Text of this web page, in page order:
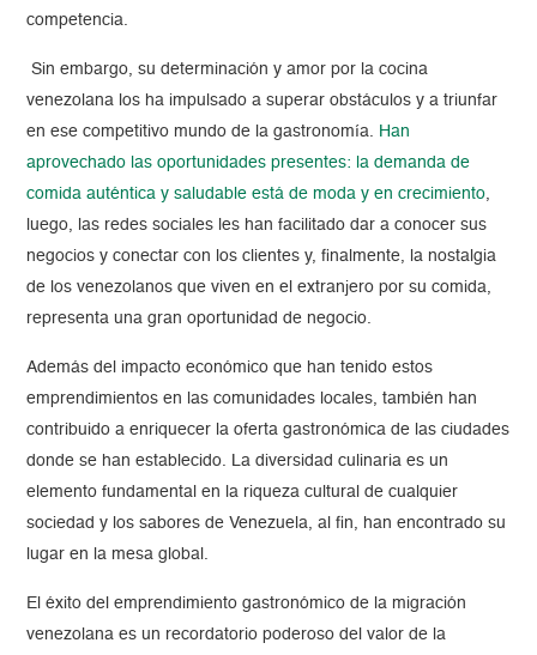
competencia.
Sin embargo, su determinación y amor por la cocina
venezolana los ha impulsado a superar obstáculos y a triunfar
en ese competitivo mundo de la gastronomía. Han
aprovechado las oportunidades presentes: la demanda de
comida auténtica y saludable está de moda y en crecimiento,
luego, las redes sociales les han facilitado dar a conocer sus
negocios y conectar con los clientes y, finalmente, la nostalgia
de los venezolanos que viven en el extranjero por su comida,
representa una gran oportunidad de negocio.
Además del impacto económico que han tenido estos
emprendimientos en las comunidades locales, también han
contribuido a enriquecer la oferta gastronómica de las ciudades
donde se han establecido. La diversidad culinaria es un
elemento fundamental en la riqueza cultural de cualquier
sociedad y los sabores de Venezuela, al fin, han encontrado su
lugar en la mesa global.
El éxito del emprendimiento gastronómico de la migración
venezolana es un recordatorio poderoso del valor de la